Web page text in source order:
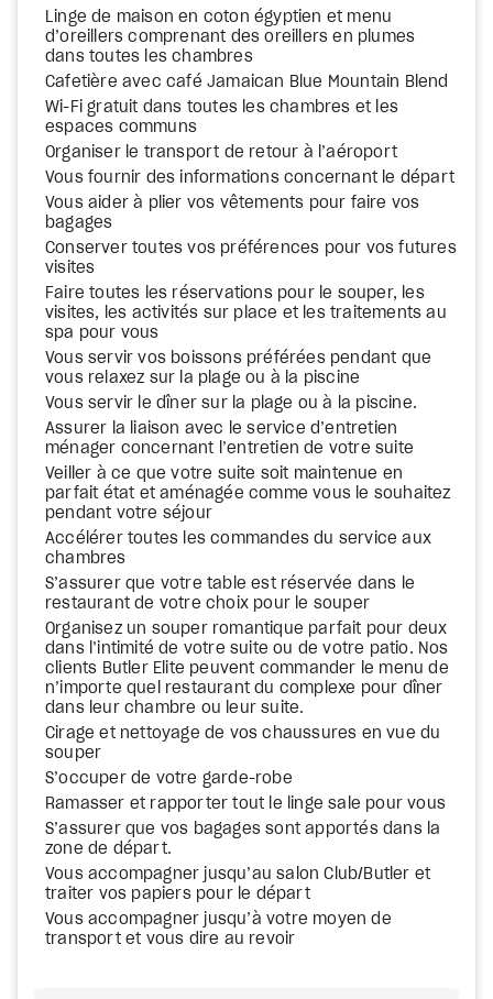
Linge de maison en coton égyptien et menu
d’oreillers comprenant des oreillers en plumes
dans toutes les chambres
Cafetière avec café Jamaican Blue Mountain Blend
Wi-Fi gratuit dans toutes les chambres et les
espaces communs
Organiser le transport de retour à l’aéroport
Vous fournir des informations concernant le départ
Vous aider à plier vos vêtements pour faire vos
bagages
Conserver toutes vos préférences pour vos futures
visites
Faire toutes les réservations pour le souper, les
visites, les activités sur place et les traitements au
spa pour vous
Vous servir vos boissons préférées pendant que
vous relaxez sur la plage ou à la piscine
Vous servir le dîner sur la plage ou à la piscine.
Assurer la liaison avec le service d’entretien
ménager concernant l’entretien de votre suite
Veiller à ce que votre suite soit maintenue en
parfait état et aménagée comme vous le souhaitez
pendant votre séjour
Accélérer toutes les commandes du service aux
chambres
S’assurer que votre table est réservée dans le
restaurant de votre choix pour le souper
Organisez un souper romantique parfait pour deux
dans l’intimité de votre suite ou de votre patio. Nos
clients Butler Elite peuvent commander le menu de
n’importe quel restaurant du complexe pour dîner
dans leur chambre ou leur suite.
Cirage et nettoyage de vos chaussures en vue du
souper
S’occuper de votre garde-robe
Ramasser et rapporter tout le linge sale pour vous
S’assurer que vos bagages sont apportés dans la
zone de départ.
Vous accompagner jusqu’au salon Club/Butler et
traiter vos papiers pour le départ
Vous accompagner jusqu’à votre moyen de
transport et vous dire au revoir